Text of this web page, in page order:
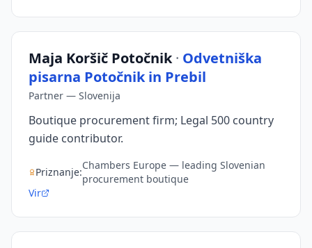
Maja Koršič Potočnik · Odvetniška
pisarna Potočnik in Prebil
Partner — Slovenija
Boutique procurement firm; Legal 500 country
guide contributor.
Priznanje:
Chambers Europe — leading Slovenian
procurement boutique
Vir